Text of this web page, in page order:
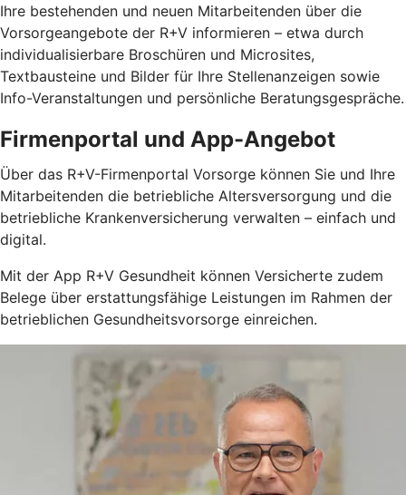
Ihre bestehenden und neuen Mitarbeitenden über die
Vorsorgeangebote der R+V informieren – etwa durch
individualisierbare Broschüren und Microsites,
Textbausteine und Bilder für Ihre Stellenanzeigen sowie
Info-Veranstaltungen und persönliche Beratungsgespräche.
Firmenportal und App-Angebot
Über das R+V-Firmenportal Vorsorge können Sie und Ihre
Mitarbeitenden die betriebliche Altersversorgung und die
betriebliche Krankenversicherung verwalten – einfach und
digital.
Mit der App R+V Gesundheit können Versicherte zudem
Belege über erstattungsfähige Leistungen im Rahmen der
betrieblichen Gesundheitsvorsorge einreichen.